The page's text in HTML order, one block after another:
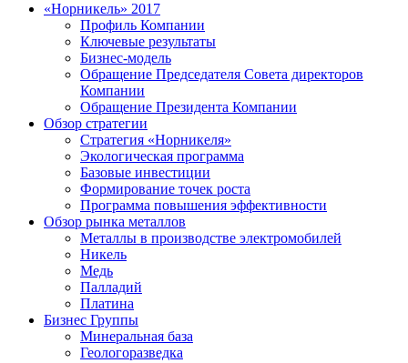
«Норникель» 2017
Профиль Компании
Ключевые результаты
Бизнес-модель
Обращение Председателя Совета директоров
Компании
Обращение Президента Компании
Обзор стратегии
Стратегия «Норникеля»
Экологическая программа
Базовые инвестиции
Формирование точек роста
Программа повышения эффективности
Обзор рынка металлов
Металлы в производстве электромобилей
Никель
Медь
Палладий
Платина
Бизнес Группы
Минеральная база
Геологоразведка